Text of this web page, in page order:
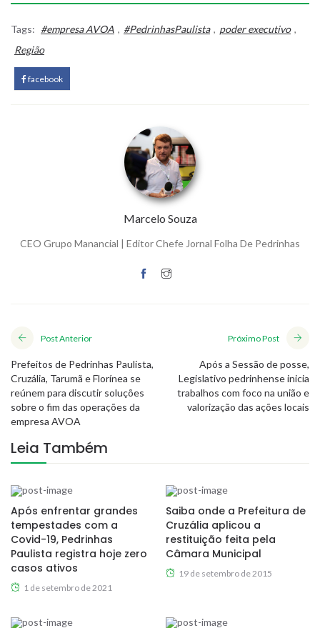
Tags: #empresa AVOA , #PedrinhasPaulista , poder executivo ,
Região
facebook
Marcelo Souza
CEO Grupo Manancial | Editor Chefe Jornal Folha De Pedrinhas
Post Anterior
Prefeitos de Pedrinhas Paulista,
Cruzália, Tarumã e Florínea se
reúnem para discutir soluções
sobre o fim das operações da
empresa AVOA
Próximo Post
Após a Sessão de posse,
Legislativo pedrinhense inicia
trabalhos com foco na união e
valorização das ações locais
Leia Também
Após enfrentar grandes
tempestades com a
Covid-19, Pedrinhas
Paulista registra hoje zero
casos ativos
1 de setembro de 2021
Saiba onde a Prefeitura de
Cruzália aplicou a
restituição feita pela
Câmara Municipal
19 de setembro de 2015